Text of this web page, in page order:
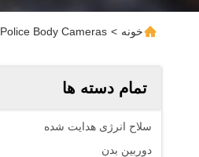
خونه > Police Body Cameras تولید کننده آنلاین
تمام دسته ها
سلاح انرژی هدایت شده
دوربین بدن